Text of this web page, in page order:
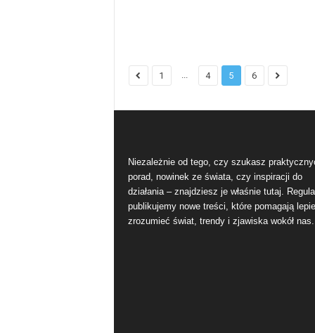
1 ... 4 5 6
Niezależnie od tego, czy szukasz
porad, nowinek ze świata, czy inspiracji do
działania – znajdziesz je właśnie tutaj.
publikujemy nowe treści, które pomagają
zrozumieć świat, trendy i zjawiska wokół nas.